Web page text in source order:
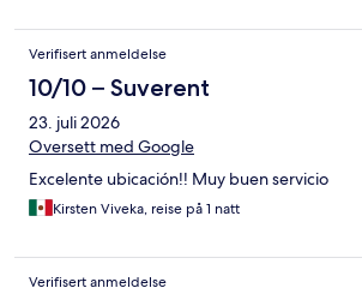
Verifisert anmeldelse
10/10 – Suverent
23. juli 2026
Oversett med Google
Excelente ubicación!! Muy buen servicio
Kirsten Viveka, reise på 1 natt
Verifisert anmeldelse